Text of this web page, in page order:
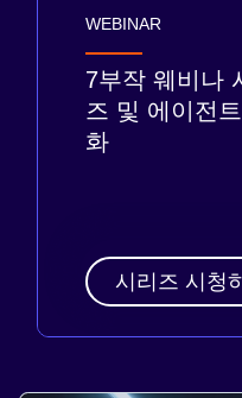
WEBINAR
7부작 웨비나
즈 및 에이전
화
시리즈 시청